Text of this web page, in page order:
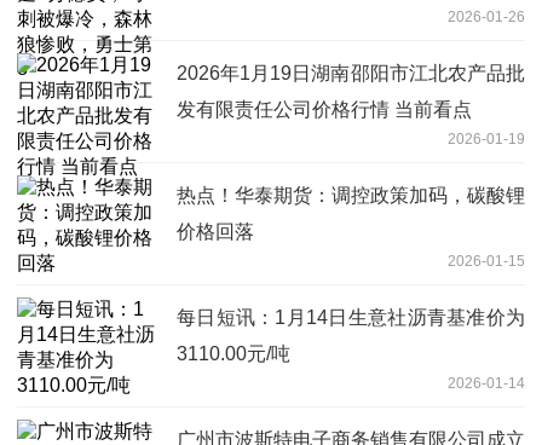
2026-01-26
2026年1月19日湖南邵阳市江北农产品批
发有限责任公司价格行情 当前看点
2026-01-19
热点！华泰期货：调控政策加码，碳酸锂
价格回落
2026-01-15
每日短讯：1月14日生意社沥青基准价为
3110.00元/吨
2026-01-14
广州市波斯特电子商务销售有限公司成立